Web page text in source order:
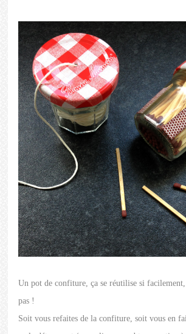
Un pot de confiture, ça se réutilise si
pas !
Soit vous refaites de la confiture, soit vous en